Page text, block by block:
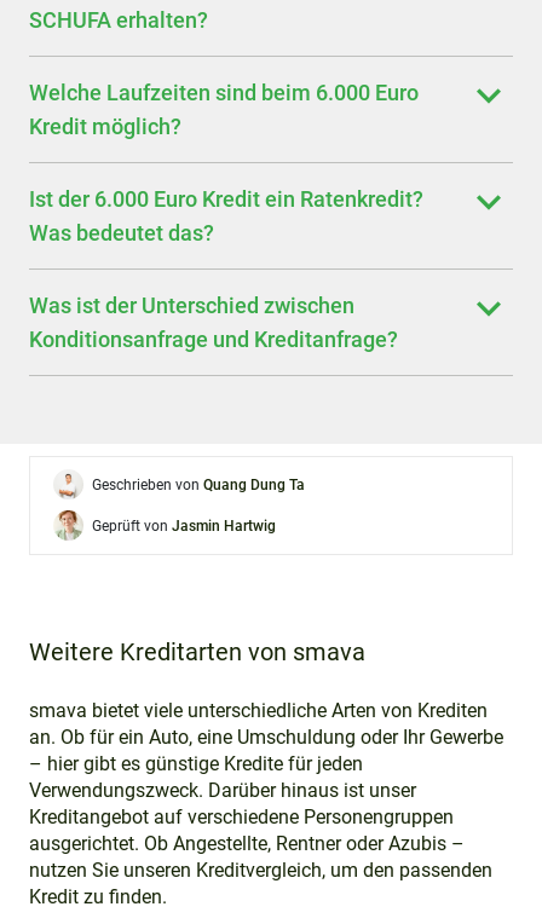
SCHUFA erhalten?
Welche Laufzeiten sind beim 6.000 Euro
Kredit möglich?
Ist der 6.000 Euro Kredit ein Ratenkredit?
Was bedeutet das?
Was ist der Unterschied zwischen
Konditionsanfrage und Kreditanfrage?
Geschrieben von Quang Dung Ta
Geprüft von Jasmin Hartwig
Weitere Kreditarten von smava
smava bietet viele unterschiedliche Arten von Krediten
an. Ob für ein Auto, eine Umschuldung oder Ihr Gewerbe
– hier gibt es günstige Kredite für jeden
Verwendungszweck. Darüber hinaus ist unser
Kreditangebot auf verschiedene Personengruppen
ausgerichtet. Ob Angestellte, Rentner oder Azubis –
nutzen Sie unseren Kreditvergleich, um den passenden
Kredit zu finden.